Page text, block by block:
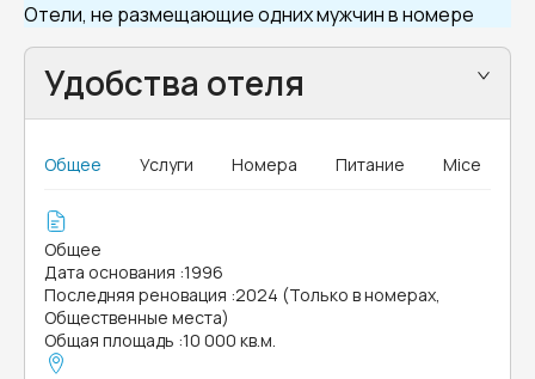
Отели, не размещающие одних мужчин в номере
Удобства отеля
Общее Услуги Номера Питание Mice
Общее
Дата основания :1996
Последняя реновация :2024 (Только в номерах,
Общественные места)
Общая площадь :10 000 кв.м.